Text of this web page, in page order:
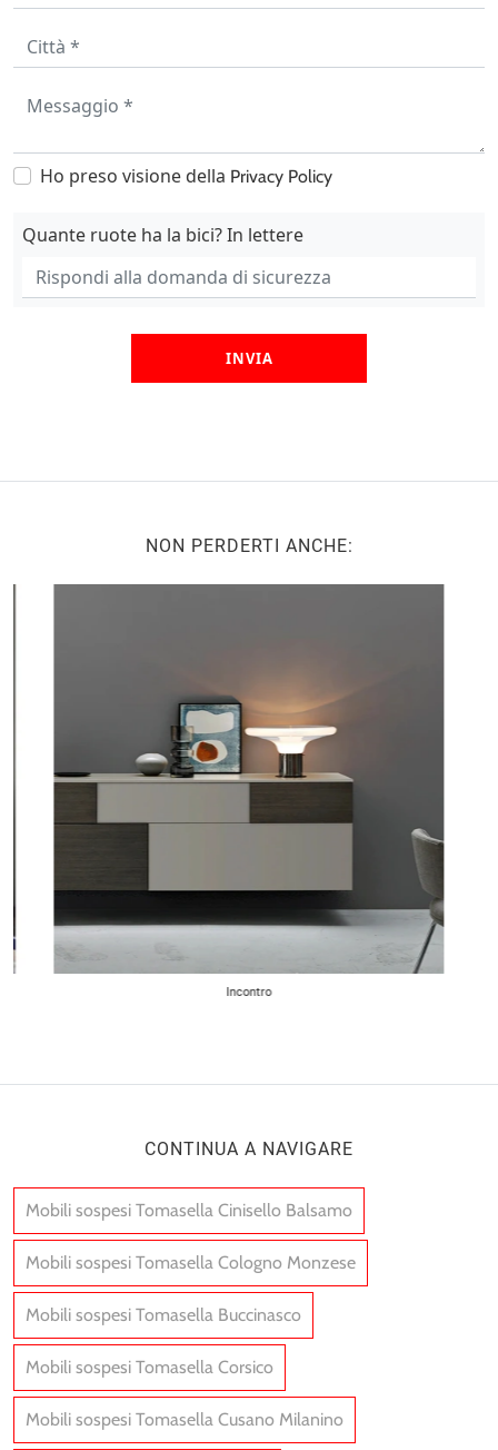
Ho preso visione della Privacy Policy
Quante ruote ha la bici? In lettere
INVIA
NON PERDERTI ANCHE:
Incontro
CONTINUA A NAVIGARE
Mobili sospesi Tomasella Cinisello Balsamo
Mobili sospesi Tomasella Cologno Monzese
Mobili sospesi Tomasella Buccinasco
Mobili sospesi Tomasella Corsico
Mobili sospesi Tomasella Cusano Milanino